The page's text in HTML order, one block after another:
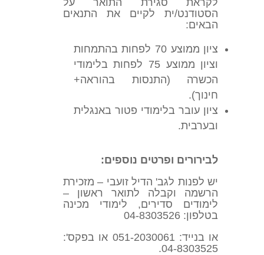
לקראת סגירת התואר על
הסטודנט/ית לקיים את התנאים
הבאים:
ציון ממוצע 70 לפחות בהתמחות
וציון ממוצע 75 לפחות בלימודי
הכשרה (התנסות בהוראה+
חינוך).
ציון עובר בלימודי פטור באנגלית
ובערבית.
לבירורים ופרטים נוספים:
יש לפנות לגב' הדיל זועבי – מזכירת
הרשמה וקבלה לתואר ראשון –
לימודים סדירים, לימודי מכינה
בטלפון: 04-8303526
או בנייד: 051-2030061 או בפקס':
04-8303525.